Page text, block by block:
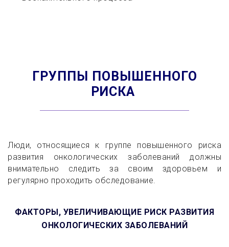
ГРУППЫ ПОВЫШЕННОГО
РИСКА
Люди, относящиеся к группе повышенного риска
развития онкологических заболеваний должны
внимательно следить за своим здоровьем и
регулярно проходить обследование.
ФАКТОРЫ, УВЕЛИЧИВАЮЩИЕ РИСК РАЗВИТИЯ
ОНКОЛОГИЧЕСКИХ ЗАБОЛЕВАНИЙ